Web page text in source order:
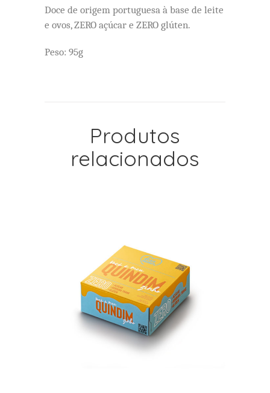
Doce de origem portuguesa à base de leite
e ovos, ZERO açúcar e ZERO glúten.
Peso: 95g
Produtos
relacionados
LEIA MAIS